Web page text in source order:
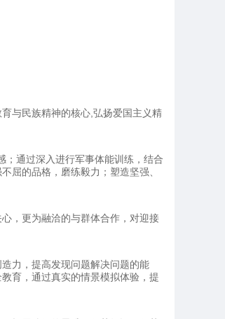
与民族精神的核心,弘扬爱国主义精
；通过深入进行军事体能训练，结合
屈的品格，磨练毅力；塑造坚强、
，更为融洽的与群体合作，对迎接
力，提高发现问题解决问题的能
育，通过真实的情景模拟体验，提